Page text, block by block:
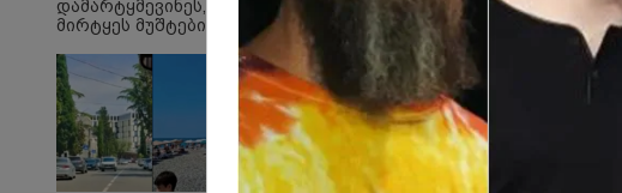
"მალანიებმა და იმნაძეებმა
დამარტყმევინეს,
მირტყეს მუშტები" -
დვალიშვილი,
რომელზეც
არასრულწლოვანებმა
ფიზიკურად
იძალადეს?